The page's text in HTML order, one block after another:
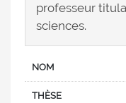
professeur
sciences.